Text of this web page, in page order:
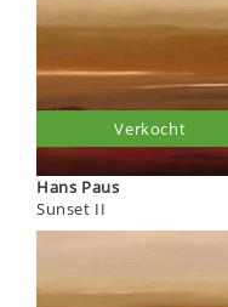
Hans Paus
Sunset II
Verkocht